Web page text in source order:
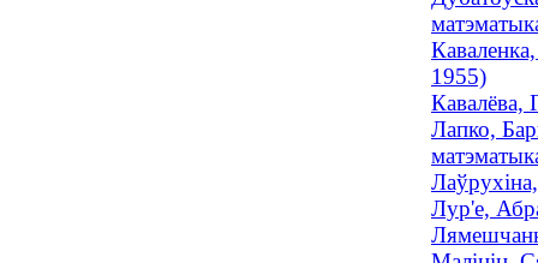
1955)
Кавалёва,
Лапко,
Лур'е,